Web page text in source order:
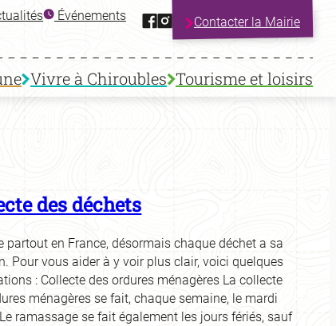
Événements Facebook
Instagram
Contacter la Mairie
Vivre à Chiroubles Tourisme et loisirs
des déchets
partout en France, désormais chaque déchet a sa
Pour vous aider à y voir plus clair, voici quelques
: Collecte des ordures ménagères La collecte
ménagères se fait, chaque semaine, le mardi
ramassage se fait également les jours fériés, sauf